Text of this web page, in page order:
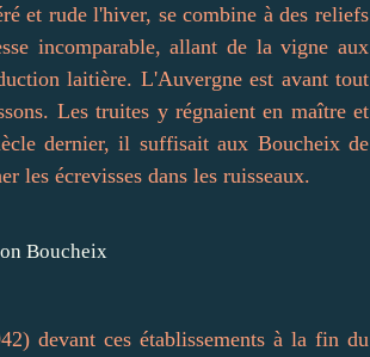
et rude l'hiver, se combine à des reliefs
incomparable, allant de la vigne aux
laitière. L'Auvergne est avant tout
Les truites y régnaient en maître et
dernier, il suffisait aux Boucheix de
les écrevisses dans les ruisseaux.
devant ces établissements à la fin du